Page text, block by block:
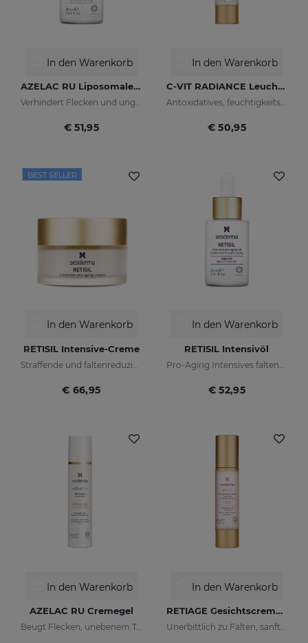
In den Warenkorb
AZELAC RU Liposomales Serum
Verhindert Flecken und ungleichmäßigen Hautton
€ 51,95
In den Warenkorb
C-VIT RADIANCE Leuchtkraft-Fluid
Antoxidatives, feuchtigkeitsspendendes, faltenhemmendes und aufhellendes Fluid
€ 50,95
BEST SELLER
In den Warenkorb
RETISIL Intensive-Creme
€ 66,95
In den Warenkorb
RETISIL Intensivöl
€ 52,95
In den Warenkorb
AZELAC RU Cremegel
Beugt Flecken, unebenem Ton und Falten der Haut vor
In den Warenkorb
RETIAGE Gesichtscremegel
Unerbittlich zu Falten, sanft zu Ihrer Haut